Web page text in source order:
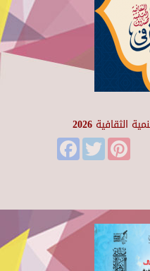
2026
FacebookTwitter